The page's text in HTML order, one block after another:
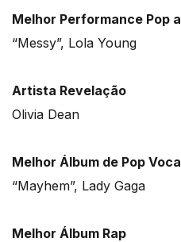
Melhor Performance Pop
“Messy”, Lola Young
Artista Revelação
Olivia Dean
Melhor Álbum de Pop
“Mayhem”, Lady Gaga
Melhor Álbum Rap